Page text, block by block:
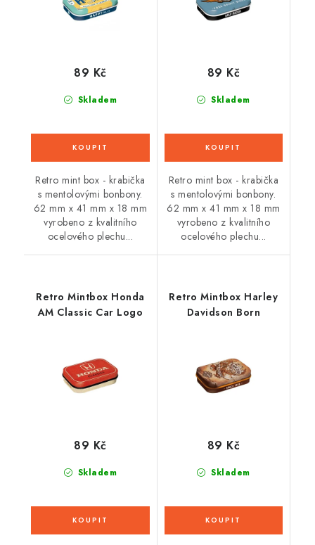
Skladem
89 Kč
Retro mint box - krabička
s mentolovými bonbony.
62 mm x 41 mm x 18 mm
vyrobeno z kvalitního
ocelového plechu...
Skladem
89 Kč
Retro mint box - krabička
s mentolovými bonbony.
62 mm x 41 mm x 18 mm
vyrobeno z kvalitního
ocelového plechu...
Retro Mintbox Honda
AM Classic Car Logo
Skladem
89 Kč
Retro Mintbox Harley
Davidson Born
Skladem
89 Kč